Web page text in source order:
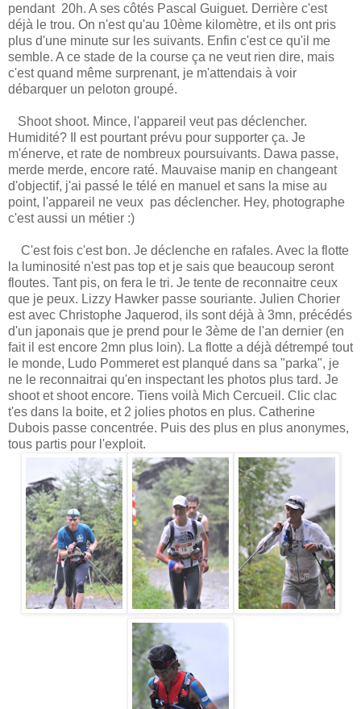
pendant 20h. A ses côtés Pascal Guiguet. Derrière c'est
déjà le trou. On n'est qu'au 10ème kilomètre, et ils ont pris
plus d'une minute sur les suivants. Enfin c'est ce qu'il me
semble. A ce stade de la course ça ne veut rien dire, mais
c'est quand même surprenant, je m'attendais à voir
débarquer un peloton groupé.
Shoot shoot. Mince, l'appareil veut pas déclencher.
Humidité? Il est pourtant prévu pour supporter ça. Je
m'énerve, et rate de nombreux poursuivants. Dawa passe,
merde merde, encore raté. Mauvaise manip en changeant
d'objectif, j'ai passé le télé en manuel et sans la mise au
point, l'appareil ne veux pas déclencher. Hey, photographe
c'est aussi un métier :)
C'est fois c'est bon. Je déclenche en rafales. Avec la flotte
la luminosité n'est pas top et je sais que beaucoup seront
floutes. Tant pis, on fera le tri. Je tente de reconnaitre ceux
que je peux. Lizzy Hawker passe souriante. Julien Chorier
est avec Christophe Jaquerod, ils sont déjà à 3mn, précédés
d'un japonais que je prend pour le 3ème de l'an dernier (en
fait il est encore 2mn plus loin). La flotte a déjà détrempé tout
le monde, Ludo Pommeret est planqué dans sa "parka", je
ne le reconnaitrai qu'en inspectant les photos plus tard. Je
shoot et shoot encore. Tiens voilà Mich Cercueil. Clic clac
t'es dans la boite, et 2 jolies photos en plus. Catherine
Dubois passe concentrée. Puis des plus en plus anonymes,
tous partis pour l'exploit.